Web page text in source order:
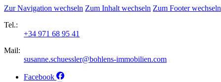
Zur Navigation wechseln Zum Inhalt wechseln Zum Footer wechseln
Tel.:
+34 971 68 95 41
Mail:
susanne.schuessler@bohlens-immobilien.com
Facebook